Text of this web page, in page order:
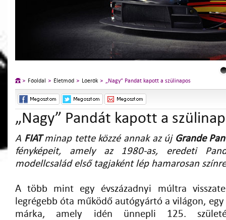
Főoldal Életmód Lóerők „Nagy” Pandát kapott a szülinapos
„Nagy” Pandát kapott a
A FIATminap tette közzé annak az új Grande
fényképeit, amely az 1980-as, eredeti
modellcsalád első tagjaként lép hamarosan
A több mint egy évszázadnyi múltra
legrégebb óta működő autógyártó a világon,
márka, amely idén ünnepli 125.